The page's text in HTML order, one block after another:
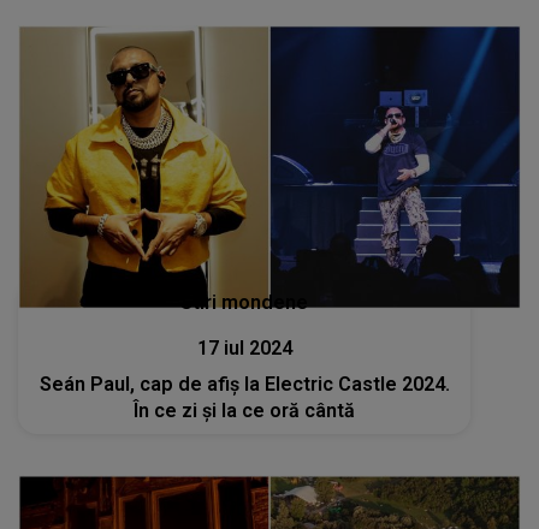
Stiri mondene
17 iul 2024
Seán Paul, cap de afiș la Electric Castle 2024.
În ce zi și la ce oră cântă